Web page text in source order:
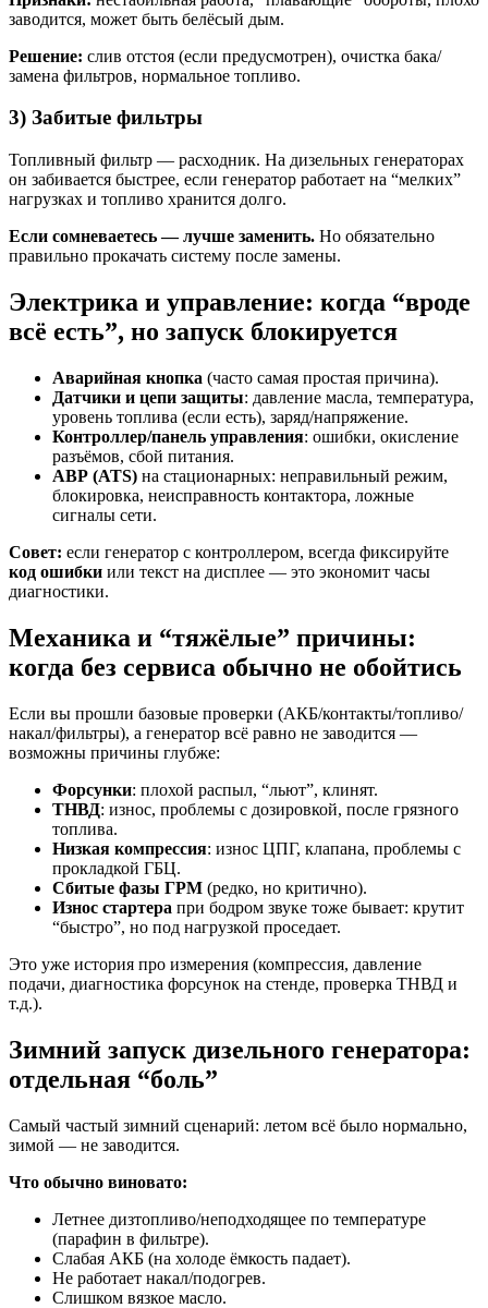
заводится, может быть белёсый дым.
Решение: слив отстоя (если предусмотрен), очистка бака/
замена фильтров, нормальное топливо.
3) Забитые фильтры
Топливный фильтр — расходник. На дизельных генераторах
он забивается быстрее, если генератор работает на “мелких”
нагрузках и топливо хранится долго.
Если сомневаетесь — лучше заменить. Но обязательно
правильно прокачать систему после замены.
Электрика и управление: когда “вроде
всё есть”, но запуск блокируется
Аварийная кнопка (часто самая простая причина).
Датчики и цепи защиты: давление масла, температура,
уровень топлива (если есть), заряд/напряжение.
Контроллер/панель управления: ошибки, окисление
разъёмов, сбой питания.
АВР (ATS) на стационарных: неправильный режим,
блокировка, неисправность контактора, ложные
сигналы сети.
Совет: если генератор с контроллером, всегда фиксируйте
код ошибки или текст на дисплее — это экономит часы
диагностики.
Механика и “тяжёлые” причины:
когда без сервиса обычно не обойтись
Если вы прошли базовые проверки (АКБ/контакты/топливо/
накал/фильтры), а генератор всё равно не заводится —
возможны причины глубже:
Форсунки: плохой распыл, “льют”, клинят.
ТНВД: износ, проблемы с дозировкой, после грязного
топлива.
Низкая компрессия: износ ЦПГ, клапана, проблемы с
прокладкой ГБЦ.
Сбитые фазы ГРМ (редко, но критично).
Износ стартера при бодром звуке тоже бывает: крутит
“быстро”, но под нагрузкой проседает.
Это уже история про измерения (компрессия, давление
подачи, диагностика форсунок на стенде, проверка ТНВД и
т.д.).
Зимний запуск дизельного генератора:
отдельная “боль”
Самый частый зимний сценарий: летом всё было нормально,
зимой — не заводится.
Что обычно виновато:
Летнее дизтопливо/неподходящее по температуре
(парафин в фильтре).
Слабая АКБ (на холоде ёмкость падает).
Не работает накал/подогрев.
Слишком вязкое масло.